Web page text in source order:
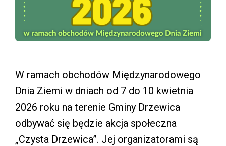
W ramach obchodów Międzynarodowego
Dnia Ziemi w dniach od 7 do 10 kwietnia
2026 roku na terenie Gminy Drzewica
odbywać się będzie akcja społeczna
„Czysta Drzewica”. Jej organizatorami są